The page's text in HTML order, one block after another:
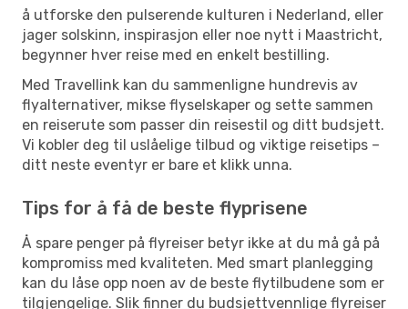
å utforske den pulserende kulturen i Nederland, eller
jager solskinn, inspirasjon eller noe nytt i Maastricht,
begynner hver reise med en enkelt bestilling.
Med Travellink kan du sammenligne hundrevis av
flyalternativer, mikse flyselskaper og sette sammen
en reiserute som passer din reisestil og ditt budsjett.
Vi kobler deg til uslåelige tilbud og viktige reisetips –
ditt neste eventyr er bare et klikk unna.
Tips for å få de beste flyprisene
Å spare penger på flyreiser betyr ikke at du må gå på
kompromiss med kvaliteten. Med smart planlegging
kan du låse opp noen av de beste flytilbudene som er
tilgjengelige. Slik finner du budsjettvennlige flyreiser